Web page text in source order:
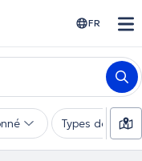
FR
Types de